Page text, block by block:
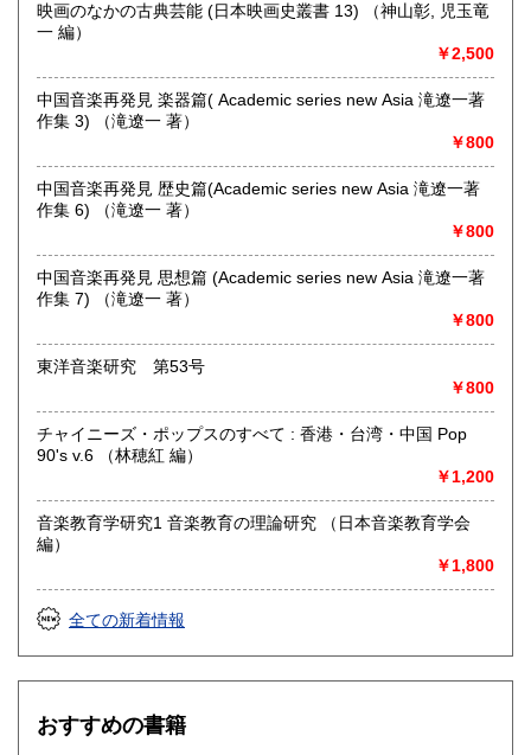
ネット販売を主に多ジャンルの書籍をお取り扱いしておりま
奈良県での専門書買取りはお任せください！
大量の書籍から蔵書の整理まで
★ISBN有の書籍・戦前・戦中の古書・紙物(古いチラシなど)
パンフレット・絵葉書・古写真等 CD・DVDなど 買取りして
おります！！
まずはお気軽にお問い合わせください!
沿線名：近鉄大阪線
最寄駅：桜井駅
営業時間：11時‐17時
定休日：金曜日(その他の曜日でも出張買取等により休みの場
合がございます)
水たま書店 ではお買取り大歓迎です
詳しくはHPをご覧ください
総記、哲学宗教、歴史、社会科学、自然科学、美術工芸、国
語国文、外国文学、古典籍、近代文献、趣味、サブカルチャ
映画のなかの古典芸能 (日本映画史叢書 13) （神山彰, 児玉竜
一 編）
￥2,500
中国音楽再発見 楽器篇( Academic series new Asia 滝遼一著
作集 3) （滝遼一 著）
￥800
中国音楽再発見 歴史篇(Academic series new Asia 滝遼一著
作集 6) （滝遼一 著）
￥800
中国音楽再発見 思想篇 (Academic series new Asia 滝遼一著
作集 7) （滝遼一 著）
￥800
東洋音楽研究 第53号
￥800
チャイニーズ・ポップスのすべて : 香港・台湾・中国 Pop
90's v.6 （林穂紅 編）
￥1,200
音楽教育学研究1 音楽教育の理論研究 （日本音楽教育学会
編）
￥1,800
全ての新着情報
おすすめの書籍